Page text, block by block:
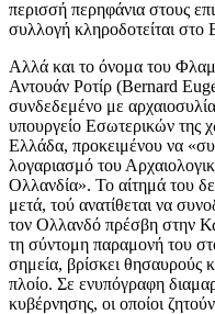
περισσή περηφάνια στους
συλλογή κληροδοτείται στο
Αλλά και το όνομα του
Αντουάν Ροτίρ (Bernard
συνδεδεμένο με
υπουργείο Εσωτερικών της
Ελλάδα, προκειμένου να
λογαριασμό του
Ολλανδία». Το αίτημά του
μετά, τού ανατίθεται να
τον Ολλανδό πρέσβη στην
τη σύντομη παραμονή του
σημεία, βρίσκει θησαυρούς
πλοίο. Σε ενυπόγραφη
κυβέρνησης, οι οποίοι